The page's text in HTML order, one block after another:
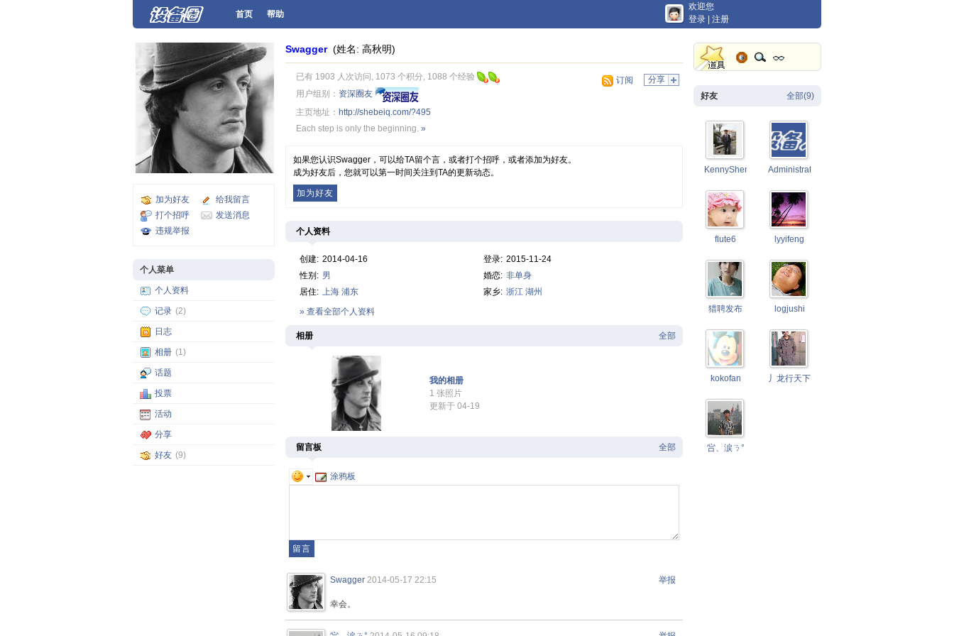
首页 帮助
欢迎您
登录
注册
加为好友
给我留言
打个招呼
发送消息
违规举报
个人菜单
个人资料
记录 (2)
日志
相册 (1)
话题
投票
活动
分享
好友 (9)
Swagger (姓名: 高秋明)
分享
订阅
已有 1903 人次访问, 1073 个积分, 1088 个经验
用户组别： 资深圈友
主页地址： http://shebeiq.com/?495
Each step is only the beginning. »
如果您认识Swagger，可以给TA留个言，或者打个招呼，或者添加为好友。
成为好友后，您就可以第一时间关注到TA的更新动态。
加为好友
个人资料
创建: 2014-04-16 登录: 2015-11-24
性别: 男 婚恋: 非单身
居住: 上海 浦东 家乡: 浙江 湖州
» 查看全部个人资料
全部
相册
我的相册
1 张照片
更新于 04-19
全部
留言板
涂鸦板
举报
Swagger 2014-05-17 22:15
幸会。
全部(9)
好友
KennyShen Administrator
flute6 lyyifeng
猎聘发布 logjushi
kokofan 丿龙行天下
吢、涙ㄋ°